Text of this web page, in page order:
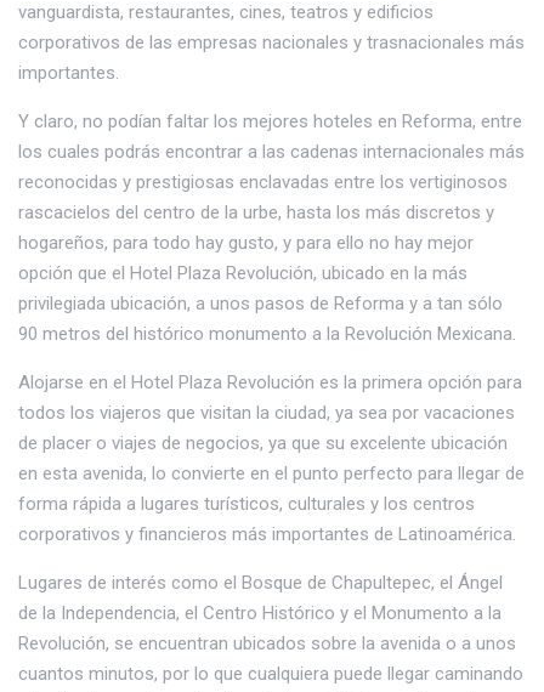
vanguardista, restaurantes, cines, teatros y edificios
corporativos de las empresas nacionales y trasnacionales más
importantes.
Y claro, no podían faltar los mejores hoteles en Reforma, entre
los cuales podrás encontrar a las cadenas internacionales más
reconocidas y prestigiosas enclavadas entre los vertiginosos
rascacielos del centro de la urbe, hasta los más discretos y
hogareños, para todo hay gusto, y para ello no hay mejor
opción que el Hotel Plaza Revolución, ubicado en la más
privilegiada ubicación, a unos pasos de Reforma y a tan sólo
90 metros del histórico monumento a la Revolución Mexicana.
Alojarse en el Hotel Plaza Revolución es la primera opción para
todos los viajeros que visitan la ciudad, ya sea por vacaciones
de placer o viajes de negocios, ya que su excelente ubicación
en esta avenida, lo convierte en el punto perfecto para llegar de
forma rápida a lugares turísticos, culturales y los centros
corporativos y financieros más importantes de Latinoamérica.
Lugares de interés como el Bosque de Chapultepec, el Ángel
de la Independencia, el Centro Histórico y el Monumento a la
Revolución, se encuentran ubicados sobre la avenida o a unos
cuantos minutos, por lo que cualquiera puede llegar caminando